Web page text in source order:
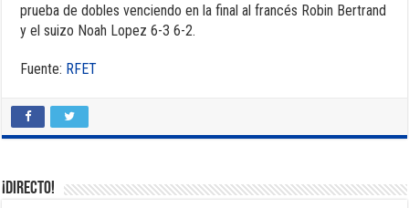
prueba de dobles venciendo en la final al francés Robin Bertrand
y el suizo Noah Lopez 6-3 6-2.
Fuente: RFET
¡DIRECTO!